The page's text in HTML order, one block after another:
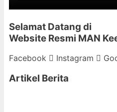
Selamat Datang di
Website Resmi MAN
Facebook Instagram
Artikel Berita